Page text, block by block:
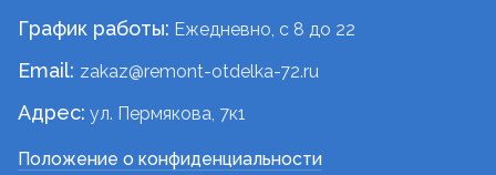
График работы: Ежедневно, c 8 до 22
Email: zakaz@remont-otdelka-72.ru
Адрес: ул. Пермякова, 7к1
Положение о конфиденциальности